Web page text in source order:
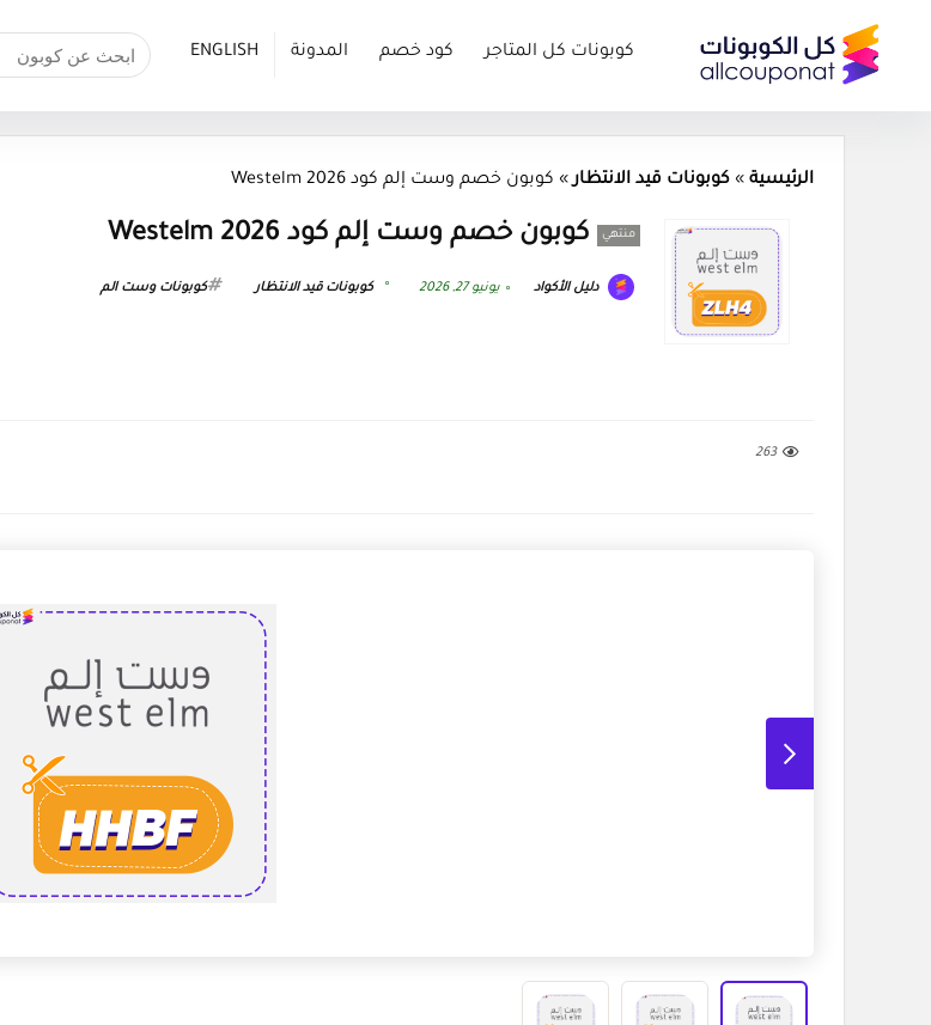
كوبونات كل المتاجر كود خصم المدونة ENGLISH
الرئيسية » كوبونات قيد الانتظار» كوبون خصم وست إلم كود Westelm 2026
منتهي كوبون خصم وست إلم كود Westelm 2026
دليل الأكواد يونيو 27, 2026 كوبونات قيد الانتظار كوبونات وست الم
263